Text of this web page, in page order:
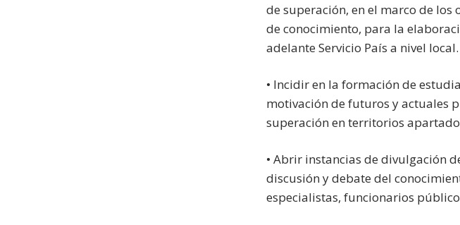
de superación, en el marco de
de conocimiento, para la
adelante Servicio País a nivel local.
• Incidir en la formación de
motivación de futuros y actuales
superación en territorios
• Abrir instancias de divulgación
discusión y debate del
especialistas, funcionarios